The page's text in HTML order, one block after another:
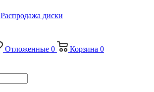
Распродажа диски
Отложенные 0 Корзина 0